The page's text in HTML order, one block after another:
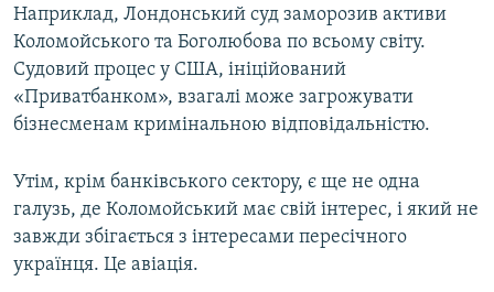
Наприклад, Лондонський суд заморозив активи
Коломойського та Боголюбова по всьому світу.
Судовий процес у США, ініційований
«Приватбанком», взагалі може загрожувати
бізнесменам кримінальною відповідальністю.
Утім, крім банківського сектору, є ще не одна
галузь, де Коломойський має свій інтерес, і який не
завжди збігається з інтересами пересічного
українця. Це авіація.